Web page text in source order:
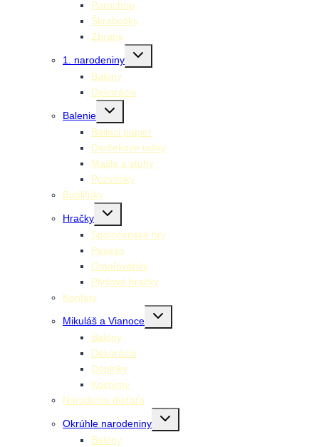
Parochne
Škrabošky
Zbrane
1. narodeniny
Toggle
Balóny
Dekorácie
Balenie
Toggle
menu
Baliaci papier
Darčekové tašky
Mašle a stuhy
Pozvánky
Bublifuky
Hračky
Toggle
menu
Spoločenské hry
Pexeso
Omaľovánky
Plyšové hračky
Konfety
Mikuláš a Vianoce
Toggle
Balóny
Dekorácie
Doplnky
Kostýmy
Narodenie dieťaťa
Okrúhle narodeniny
Toggle
Balóny